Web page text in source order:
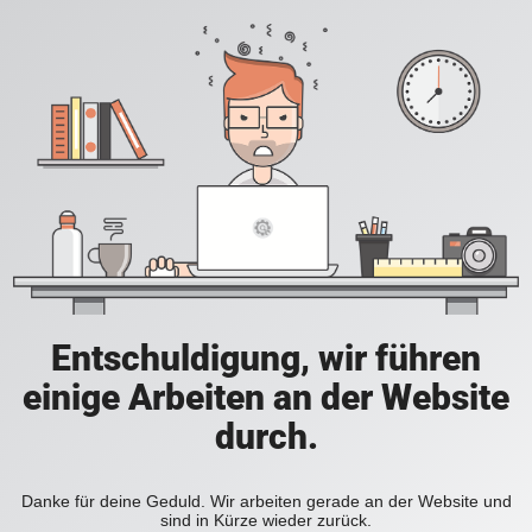
Entschuldigung, wir führen
einige Arbeiten an der Website
durch.
Danke für deine Geduld. Wir arbeiten gerade an der Website und
sind in Kürze wieder zurück.